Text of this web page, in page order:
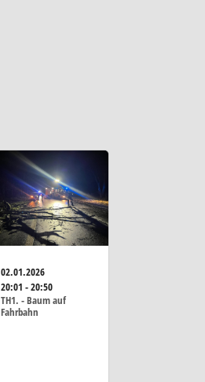
02.01.2026
20:01 - 20:50
TH1. - Baum auf
Fahrbahn